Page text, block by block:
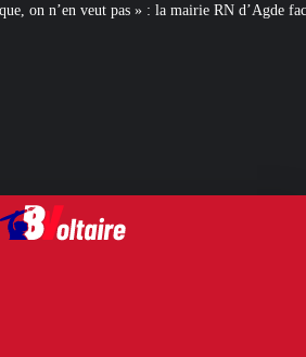
RN d’Agde face à la meute « antiraciste »